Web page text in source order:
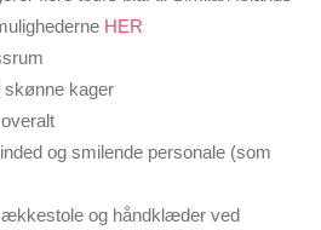
HER
skønne kager
og smilende personale (som
og håndklæder ved